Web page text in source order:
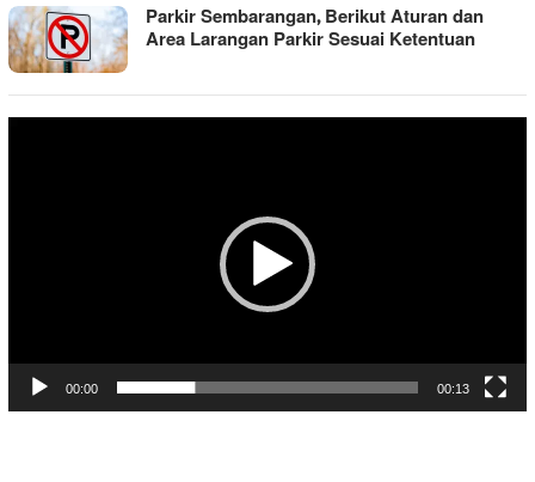
Parkir Sembarangan, Berikut Aturan dan
Area Larangan Parkir Sesuai Ketentuan
00:00 00:13